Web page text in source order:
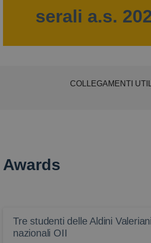
serali a.s.
COLLEGAMENTI
Awards
Tre studenti delle Aldini
nazionali OII